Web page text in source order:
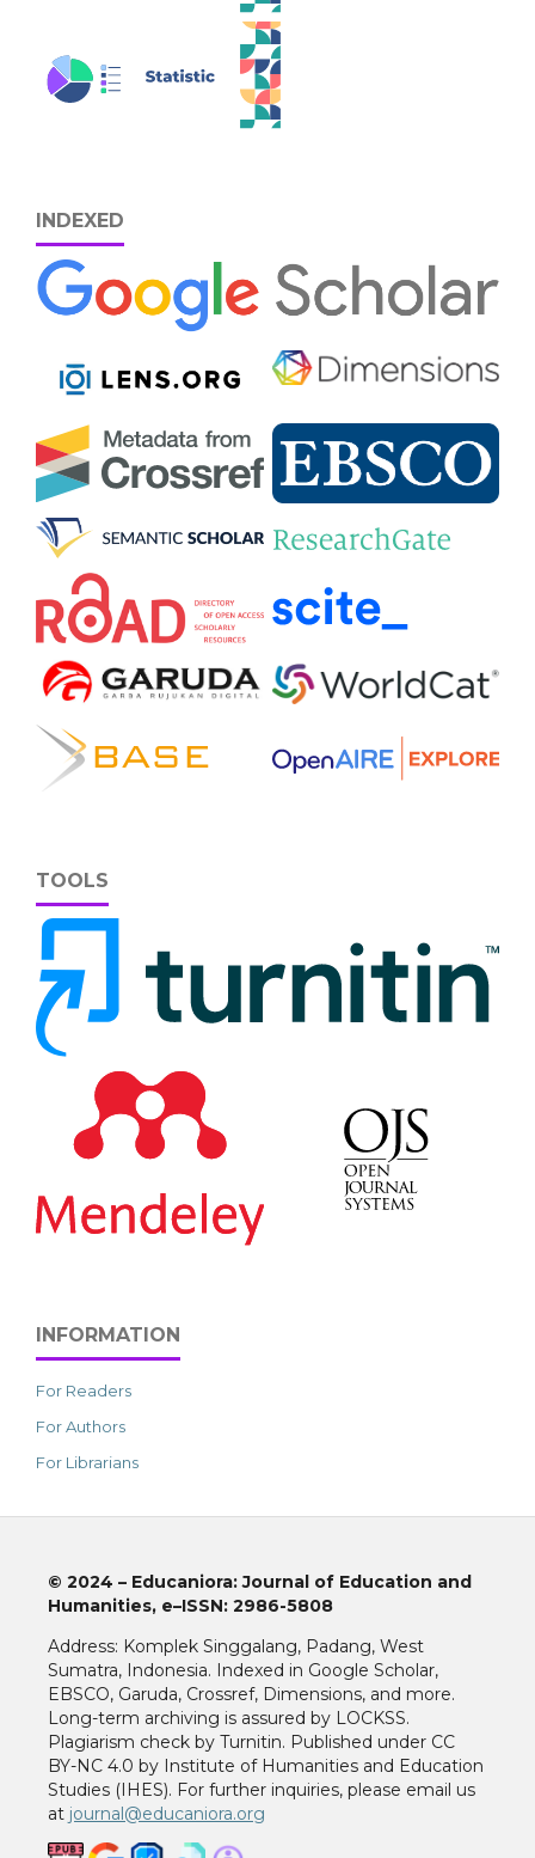
INDEXED
TOOLS
INFORMATION
For Readers
For Authors
For Librarians
© 2024 – Educaniora: Journal of Education and
Humanities, e–ISSN: 2986-5808
Address: Komplek Singgalang, Padang, West
Sumatra, Indonesia. Indexed in Google Scholar,
EBSCO, Garuda, Crossref, Dimensions, and more.
Long-term archiving is assured by LOCKSS.
Plagiarism check by Turnitin. Published under CC
BY-NC 4.0 by Institute of Humanities and Education
Studies (IHES). For further inquiries, please email us
at journal@educaniora.org